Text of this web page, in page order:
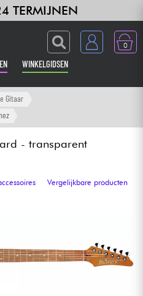
TERMIJNEN
0
WINKELGIDSEN
Gitaar
- transparent
Vergelijkbare producten